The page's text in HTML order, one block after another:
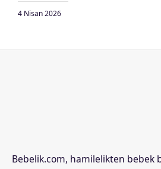
4 Nisan 2026
Bebelik.com, hamilelikten bebek